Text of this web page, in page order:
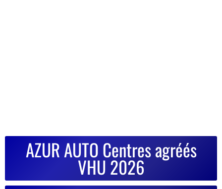
AZUR AUTO Centres agréés
VHU 2026